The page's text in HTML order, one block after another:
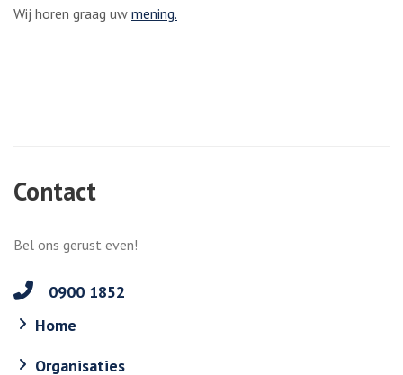
Wij horen graag uw mening.
Contact
Bel ons gerust even!
0900 1852
Home
Organisaties